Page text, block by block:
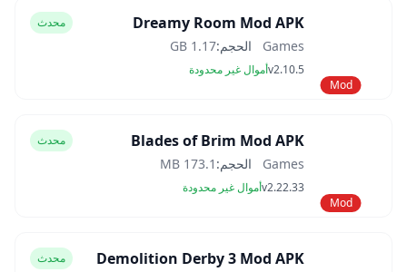
Mod
Dreamy Room Mod APK محدث
Games الحجم:1.17 GB
v2.10.5أموال غير محدودة
Mod
Blades of Brim Mod APK محدث
Games الحجم: 173.1 MB
v2.22.33أموال غير محدودة
Demolition Derby 3 Mod APK محدث